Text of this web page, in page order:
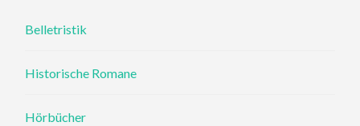
Belletristik
Historische Romane
Hörbücher